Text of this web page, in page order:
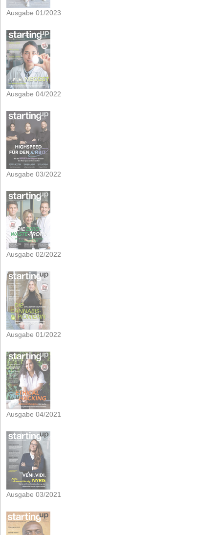
Ausgabe 01/2023
Ausgabe 04/2022
Ausgabe 03/2022
Ausgabe 02/2022
Ausgabe 01/2022
Ausgabe 04/2021
Ausgabe 03/2021